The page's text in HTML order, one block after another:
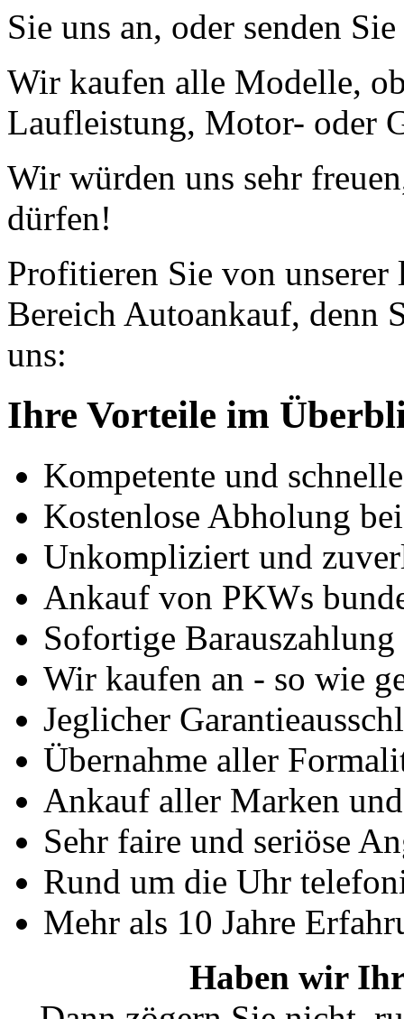
Sie uns an, oder senden
Wir kaufen alle Modelle,
Laufleistung, Motor- oder
Wir würden uns sehr
dürfen!
Profitieren Sie von
Bereich Autoankauf, denn
uns:
Ihre Vorteile im
Kompetente und
Kostenlose Abholung
Unkompliziert und
Ankauf von PKWs
Sofortige
Wir kaufen an - so wie
Jeglicher
Übernahme aller
Ankauf aller Marken
Sehr faire und seriöse
Rund um die Uhr
Mehr als 10 Jahre
Haben wir Ihr